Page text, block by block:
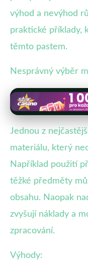
výhod a nevýhod
praktické příklady,
těmto pastem.
Nesprávný výběr
Jednou z
materiálu, který
Například použití
těžké předměty
obsahu. Naopak
zvyšují náklady a
zpracování.
Výhody: